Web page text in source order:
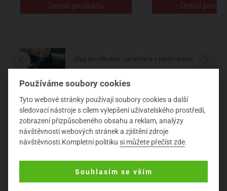
Detail produktu Detail
Jóga pro těhotné - zacvičte si s námi on-line
V KOLIKÁTÉM JSEM MĚSÍCÍ?
Tento týden jste v 1. měsíci. Miminko přijde na svět za 40
týdnů.
CO SE DĚJE S MÝM TĚLEM?
Právě jste dostala vaší poslední menstruaci, alespoň na
Používáme soubory cookies
Tyto webové stránky používají soubory cookies a další
sledovací nástroje s cílem vylepšení uživatelského prostředí,
zobrazení přizpůsobeného obsahu a reklam, analýzy
návštěvnosti webových stránek a zjištění zdroje
návštěvnosti.Kompletní politikusi můžete přečíst zde.
Souhlasím se vším